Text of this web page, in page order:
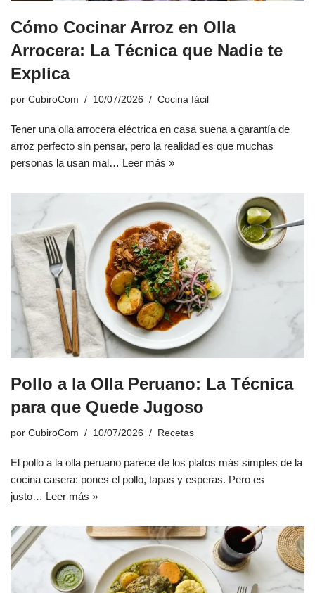
Cómo Cocinar Arroz en Olla
Arrocera: La Técnica que Nadie te
Explica
por CubiroCom 10/07/2026 Cocina fácil
Tener una olla arrocera eléctrica en casa suena a garantía de
arroz perfecto sin pensar, pero la realidad es que muchas
personas la usan mal… Leer más »
Pollo a la Olla Peruano: La Técnica
para que Quede Jugoso
por CubiroCom 10/07/2026 Recetas
El pollo a la olla peruano parece de los platos más simples de la
cocina casera: pones el pollo, tapas y esperas. Pero es
justo… Leer más »